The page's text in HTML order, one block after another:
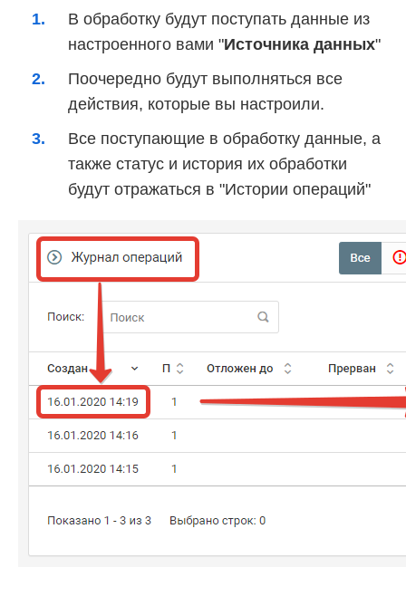
В обработку будут поступать данные из
настроенного вами "Источника данных"
Поочередно будут выполняться все
действия, которые вы настроили.
Все поступающие в обработку данные, а
также статус и история их обработки
будут отражаться в "Истории операций"